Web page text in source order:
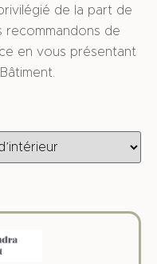
de la part de
recommandons de
en vous présentant